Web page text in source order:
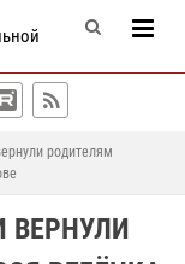
родителям
ВЕРНУЛИ